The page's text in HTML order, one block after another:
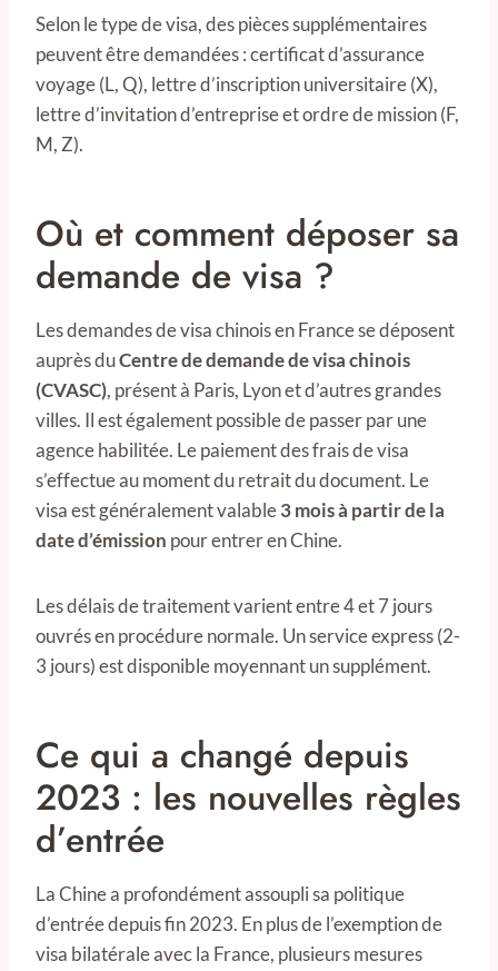
Selon le type de visa, des pièces supplémentaires
peuvent être demandées : certificat d’assurance
voyage (L, Q), lettre d’inscription universitaire (X),
lettre d’invitation d’entreprise et ordre de mission (F,
M, Z).
Où et comment déposer sa
demande de visa ?
Les demandes de visa chinois en France se déposent
auprès duCentre de demande de visa chinois
(CVASC), présent à Paris, Lyon et d’autres grandes
villes. Il est également possible de passer par une
agence habilitée. Le paiement des frais de visa
s’effectue au moment du retrait du document. Le
visa est généralement valable3 mois à partir de la
date d’émission pour entrer en Chine.
Les délais de traitement varient entre 4 et 7 jours
ouvrés en procédure normale. Un service express (2-
3 jours) est disponible moyennant un supplément.
Ce qui a changé depuis
2023 : les nouvelles règles
d’entrée
La Chine a profondément assoupli sa politique
d’entrée depuis fin 2023. En plus de l’exemption de
visa bilatérale avec la France, plusieurs mesures